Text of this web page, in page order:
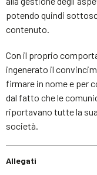
potendo quindi
contenuto.
Con il proprio
ingenerato il
firmare in nome e per
dal fatto che le
riportavano tutte la
società.
Allegati